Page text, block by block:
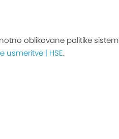
oblikovane politike
usmeritve | HSE.